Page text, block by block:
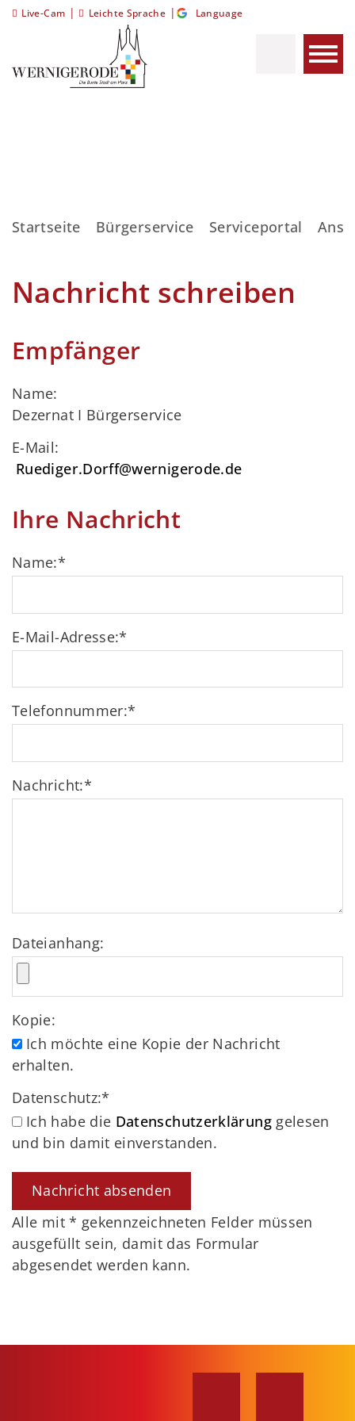
Live-Cam | Leichte Sprache | Language
Startseite Bürgerservice Serviceportal
Nachricht schreiben
Empfänger
Name:
Dezernat I Bürgerservice
E-Mail:
Ruediger.Dorff@wernigerode.de
Ihre Nachricht
Name:*
E-Mail-Adresse:*
Telefonnummer:*
Nachricht:*
Dateianhang:
Kopie:
Ich möchte eine Kopie der Nachricht
erhalten.
Datenschutz:*
Ich habe die Datenschutzerklärunggelesen
und bin damit einverstanden.
Alle mit* gekennzeichneten Felder müssen
ausgefüllt sein, damit das Formular
abgesendet werden kann.